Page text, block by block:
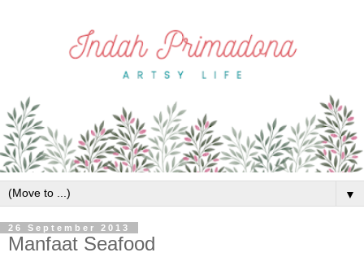
▼
26 September 2013
Manfaat Seafood